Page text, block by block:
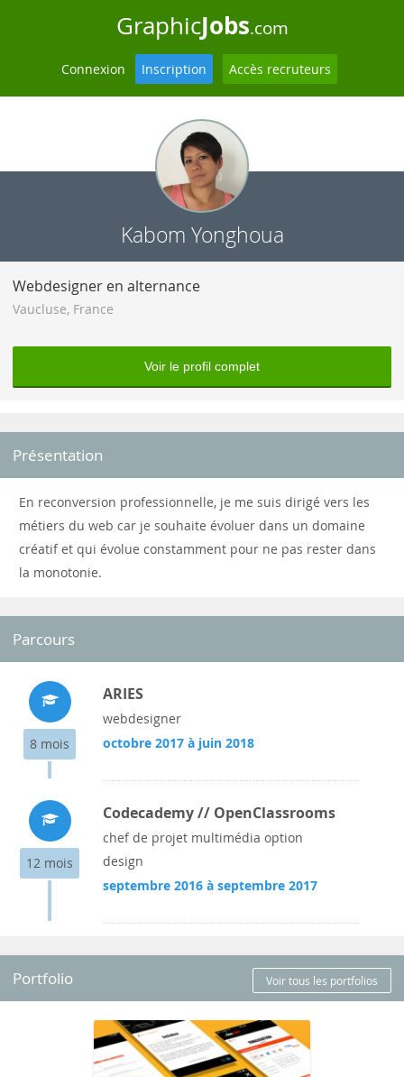
GraphicJobs.com
Connexion Inscription Accès recruteurs
Kabom Yonghoua
Webdesigner en alternance
Vaucluse, France
Voir le profil complet
Présentation
En reconversion professionnelle, je me suis dirigé vers les
métiers du web car je souhaite évoluer dans un domaine
créatif et qui évolue constamment pour ne pas rester dans
la monotonie.
Parcours
8 mois
ARIES
webdesigner
octobre 2017 à juin 2018
12 mois
Codecademy // OpenClassrooms
chef de projet multimédia option
design
septembre 2016 à septembre 2017
Portfolio Voir tous les portfolios